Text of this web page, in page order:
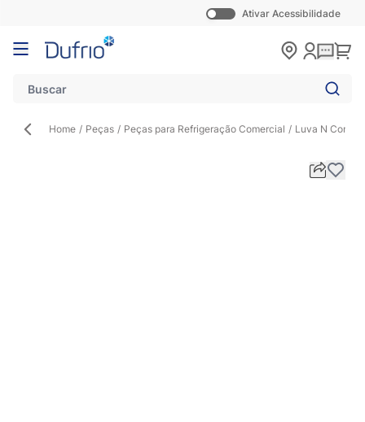
Ativar Acessibilidade
Pular para o conteúdo
Home / Peças / Peças para Refrigeração Comercial / Luva N